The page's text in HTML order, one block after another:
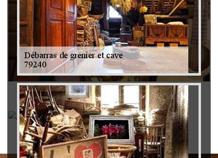
Rachat instrument de musique 79
Achat antiquité 79